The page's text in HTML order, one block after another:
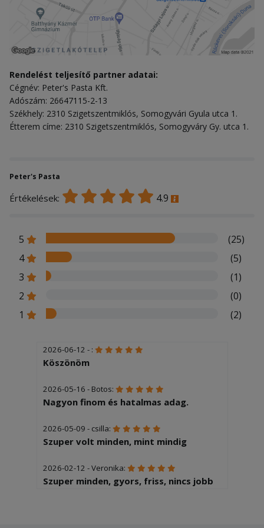
Rendelést teljesítő partner adatai:
Cégnév: Peter's Pasta Kft.
Adószám: 26647115-2-13
Székhely: 2310 Szigetszentmiklós, Somogyvári Gyula utca 1.
Étterem címe: 2310 Szigetszentmiklós, Somogyváry Gy. utca 1.
Peter's Pasta
Értékelések: 4.9
5
(25)
4
(5)
3
(1)
2
(0)
1
(2)
2026-06-12 - :
Köszönöm
2026-05-16 - Botos:
Nagyon finom és hatalmas adag.
2026-05-09 - csilla:
Szuper volt minden, mint mindig
2026-02-12 - Veronika:
Szuper minden, gyors, friss, nincs jobb